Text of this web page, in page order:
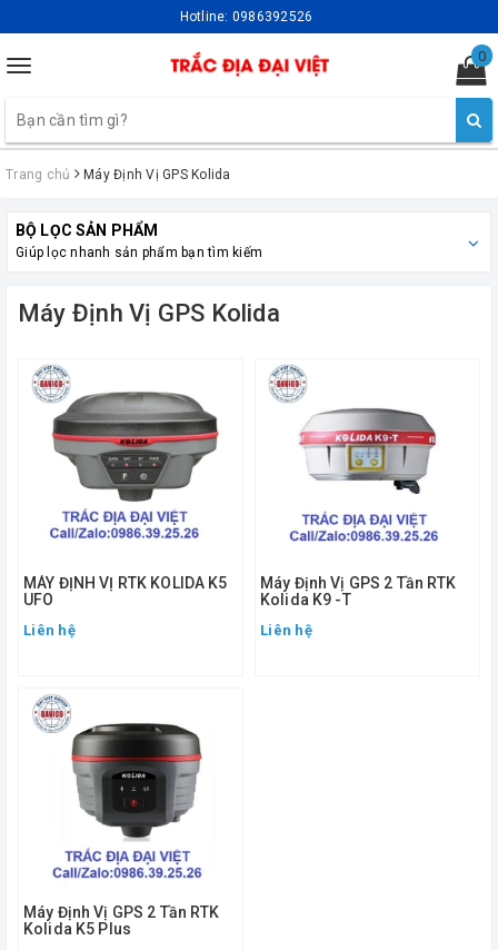
Hotline: 0986392526
Toggle
0
Trang chủ Máy Định Vị GPS Kolida
BỘ LỌC SẢN PHẨM
Giúp lọc nhanh sản phẩm bạn tìm kiếm
Máy Định Vị GPS Kolida
MÁY ĐỊNH VỊ RTK KOLIDA K5
UFO
Liên hệ
Máy Định Vị GPS 2 Tần RTK
Kolida K9 -T
Liên hệ
Máy Định Vị GPS 2 Tần RTK
Kolida K5 Plus